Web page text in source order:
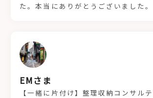
た。本当にありがとうございました。
EMさま
【一緒に片付け】整理収納コンサル